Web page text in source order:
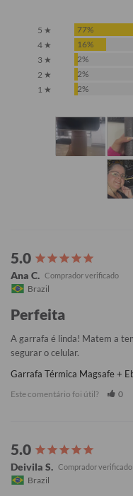
5 ★ 77%
4 ★
16%
3 ★
2%
2 ★
2%
1 ★
2%
Ana C.
Brazil
Perfeita
A garrafa é linda! Matem a
segurar o celular.
Garrafa Térmica Magsafe +
Este comentário foi útil? 0
Deivila S.
Brazil